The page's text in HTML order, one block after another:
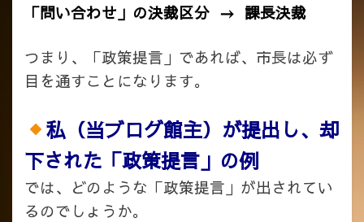
「問い合わせ」の決裁区分 → 課長決裁
つまり、「政策提言」であれば、市長は必ず
目を通すことになります。
私（当ブログ館主）が提出し、却
下された「政策提言」の例
では、どのような「政策提言」が出されてい
るのでしょうか。